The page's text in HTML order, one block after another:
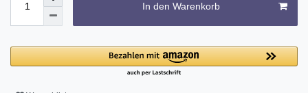
In den Warenkorb